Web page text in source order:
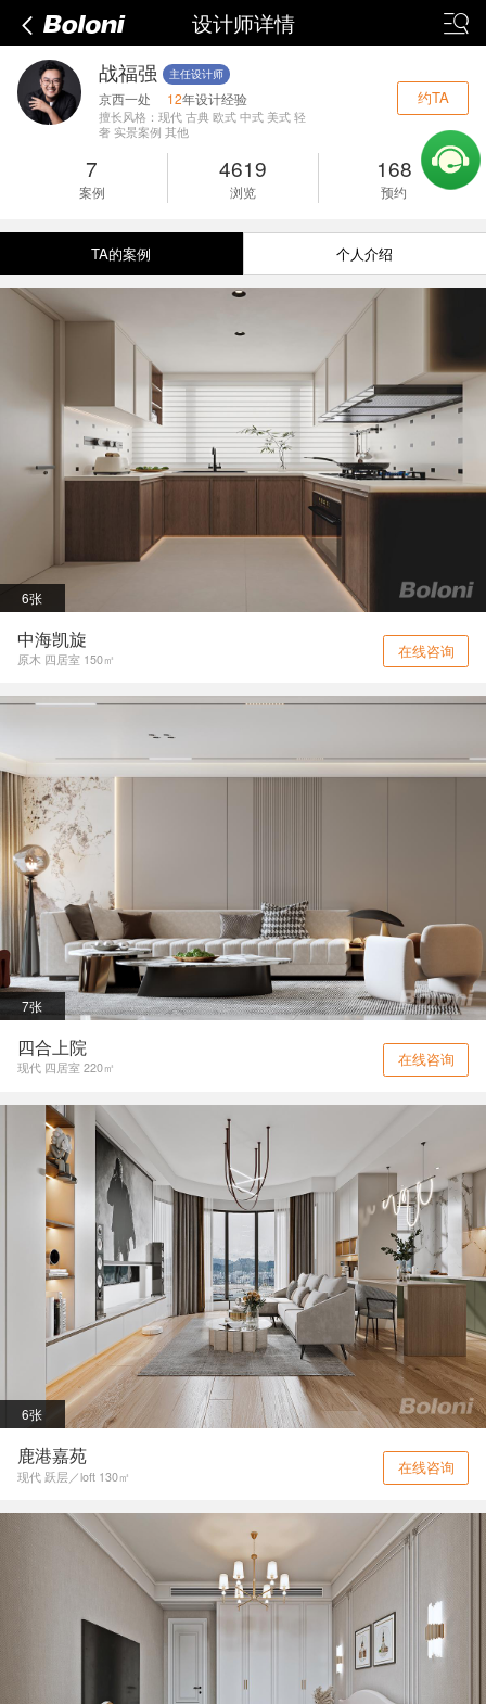
设计师详情
战福强 主任设计师
京西一处 12年设计经验
擅长风格：现代 古典 欧式 中式 美式 轻
奢 实景案例 其他
约TA
7
案例
4619
浏览
168
预约
TA的案例 个人介绍
6张
中海凯旋
原木 四居室 150㎡ 在线咨询
7张
四合上院
现代 四居室 220㎡ 在线咨询
6张
鹿港嘉苑
现代 跃层／loft 130㎡ 在线咨询